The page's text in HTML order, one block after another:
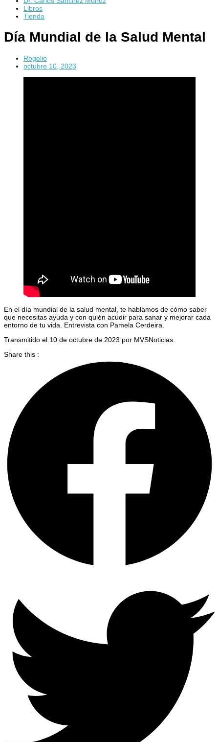
Libros
Tienda
Día Mundial de la Salud Mental
Rogelio
octubre 10, 2023
En el día mundial de la salud mental, te hablamos de cómo saber
que necesitas ayuda y con quién acudir para sanar y mejorar cada
entorno de tu vida. Entrevista con Pamela Cerdeira.
Transmitido el 10 de octubre de 2023 por MVSNoticias.
Share this :